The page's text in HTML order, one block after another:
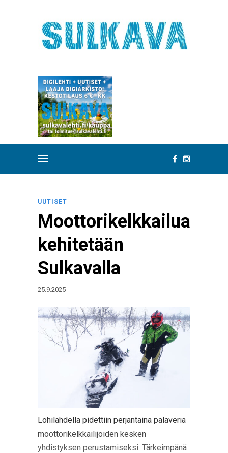
UUTISET
Moottorikelkkailua
kehitetään
Sulkavalla
25.9.2025
Lohilahdella pidettiin perjantaina palaveria
moottorikelkkailijoiden kesken
yhdistyksen perustamiseksi. Tärkeimpänä